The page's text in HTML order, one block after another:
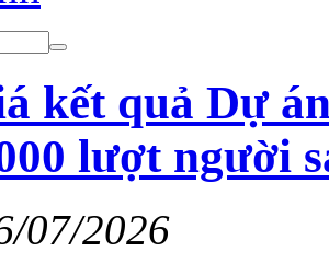
kết quả Dự
lượt người
07/2026